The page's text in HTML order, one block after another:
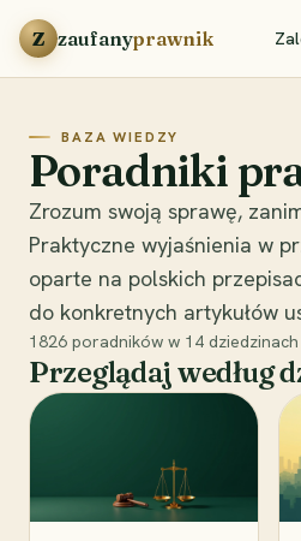
Przejdź do treści
Z zaufanyprawnik
BAZA WIEDZY
Poradniki
Zrozum swoją sprawę,
Praktyczne wyjaśnienia w
oparte na polskich
do konkretnych artykułów
1826 poradników w 14
Przeglądaj według